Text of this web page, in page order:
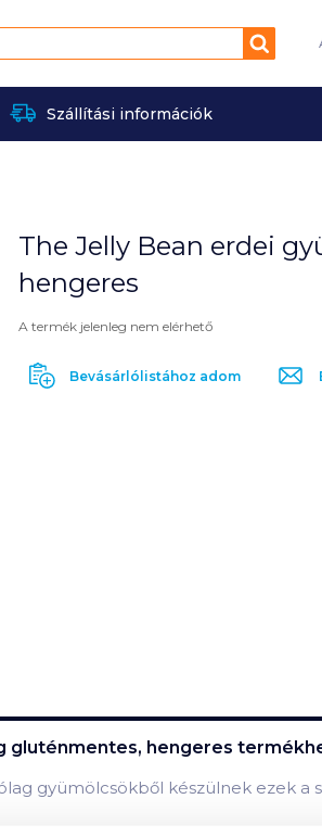
Keresés
Szállítási információk
The Jelly Bean erdei
hengeres
A termék jelenleg nem elérhető
Bevásárlólistához adom
gluténmentes, hengeres
gyümölcsökből készülnek ezek